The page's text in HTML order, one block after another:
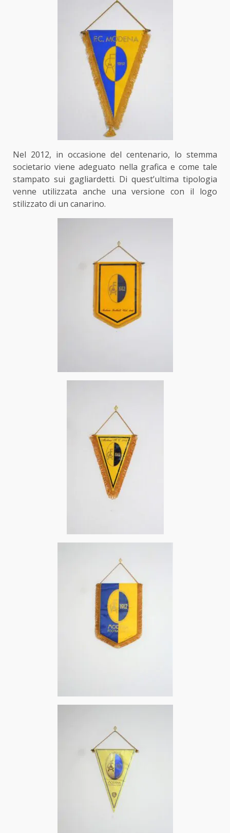
Nel 2012, in occasione del centenario, lo stemma
societario viene adeguato nella grafica e come tale
stampato sui gagliardetti. Di quest’ultima tipologia
venne utilizzata anche una versione con il logo
stilizzato di un canarino.